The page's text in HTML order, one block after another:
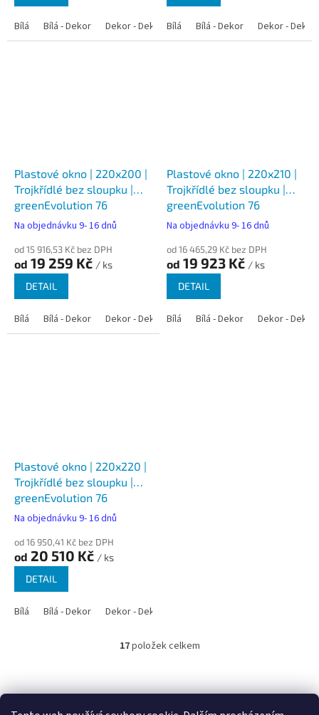
Bílá Bílá - Dekor Dekor - Dekor Bílá Bílá - Dekor Dekor - Dekor
Plastové okno | 220x200 |
Trojkřídlé bez sloupku |
greenEvolution 76
Na objednávku 9- 16 dnů
od 15 916,53 Kč bez DPH
od 19 259 Kč / ks
DETAIL
Bílá Bílá - Dekor Dekor - Dekor
Plastové okno | 220x210 |
Trojkřídlé bez sloupku |
greenEvolution 76
Na objednávku 9- 16 dnů
od 16 465,29 Kč bez DPH
od 19 923 Kč / ks
DETAIL
Bílá Bílá - Dekor Dekor - Dekor
Plastové okno | 220x220 |
Trojkřídlé bez sloupku |
greenEvolution 76
Na objednávku 9- 16 dnů
od 16 950,41 Kč bez DPH
od 20 510 Kč / ks
DETAIL
Bílá Bílá - Dekor Dekor - Dekor
O
á
17položek celkem
á